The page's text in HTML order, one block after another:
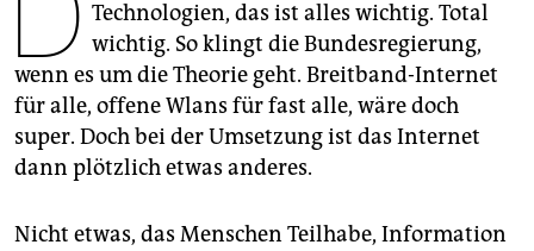
genossenschaft
epaper login
Technologien, das ist alles wichtig. Total
wichtig. So klingt die Bundesregierung,
wenn es um die Theorie geht. Breitband-Internet
für alle, offene Wlans für fast alle, wäre doch
super. Doch bei der Umsetzung ist das Internet
dann plötzlich etwas anderes.
Nicht etwas, das Menschen Teilhabe, Information